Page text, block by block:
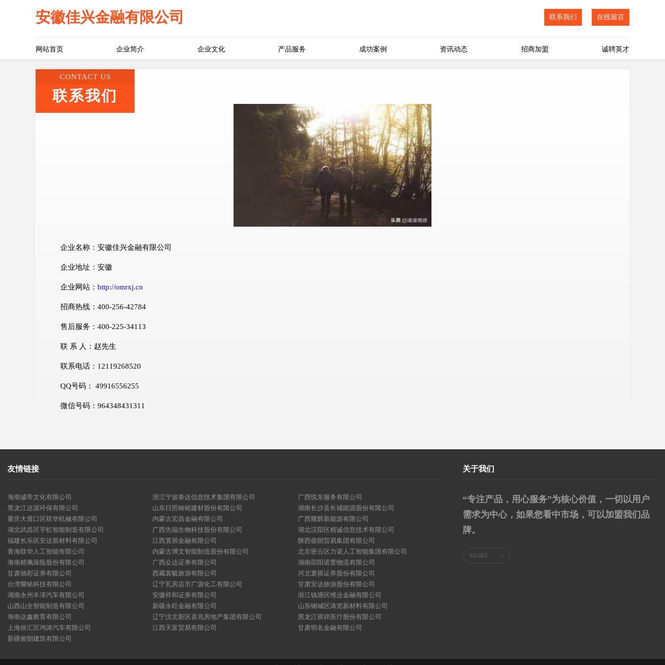
安徽佳兴金融有限公司 联系我们 在线留言
网站首页 企业简介 企业文化 产品服务 成功案例 资讯动态 招商加盟 诚聘英才
CONTACT US
联系我们
企业名称：安徽佳兴金融有限公司
企业地址：安徽
企业网站： http://omrxj.cn
招商热线：400-256-42784
售后服务：400-225-34113
联 系 人：赵先生
联系电话：12119268520
QQ号码： 49916556255
微信号码：964348431311
友情链接
海南诚帝文化有限公司 浙江宁波泰达信息技术集团有限公司
广西悦东服务有限公司
黑龙江达源环保有限公司
山东日照翰铭建材股份有限公司
湖南长沙县长城能源股份有限公司
重庆大渡口区联华机械有限公司
内蒙古宏昌金融有限公司
广西耀辉新能源有限公司
湖北武昌区宇虹智能制造有限公司
广西先福生物科技股份有限公司
湖北汉阳区精诚信息技术有限公司
福建长乐区安达新材料有限公司
江西寰祺金融有限公司
陕西俊朗贸易集团有限公司
青海联华人工智能有限公司
内蒙古博文智能制造股份有限公司
北京密云区力诺人工智能集团有限公司
海南精佩保险股份有限公司
广西众达证券有限公司
湖南邵阳诺萱物流有限公司
甘肃驰彩证券有限公司
西藏裳毓旅游有限公司
河北寰祺证券股份有限公司
台湾耀铭科技有限公司
辽宁瓦房店市广源化工有限公司
甘肃安达旅游股份有限公司
湖南永州丰泽汽车有限公司
安徽祥和证券有限公司
浙江钱塘区维达金融有限公司
山西山全智能制造有限公司
新疆永旺金融有限公司
山东钢城区涛览新材料有限公司
海南达鑫教育有限公司
辽宁沈北新区喜兆房地产集团有限公司
黑龙江祺祥医疗股份有限公司
上海徐汇区鸿涛汽车有限公司
江西天富贸易有限公司
甘肃明名金融有限公司
新疆俊朗建筑有限公司
关于我们
“专注产品，用心服务”为核心价值，一切以用户
需求为中心，如果您看中市场，可以加盟我们品
牌。
MORE >